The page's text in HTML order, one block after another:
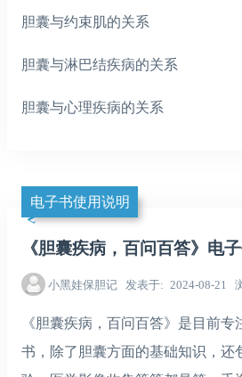
胆囊与约束肌的关系
胆囊与淋巴结疾病的关系
胆囊与心理疾病的关系
电子书使用说明
《胆囊疾病，百问百答》电
小黑娃保胆记 发表于 2024-08-21
《胆囊疾病，百问百答》是目前
书，除了胆囊方面的基础知识，还